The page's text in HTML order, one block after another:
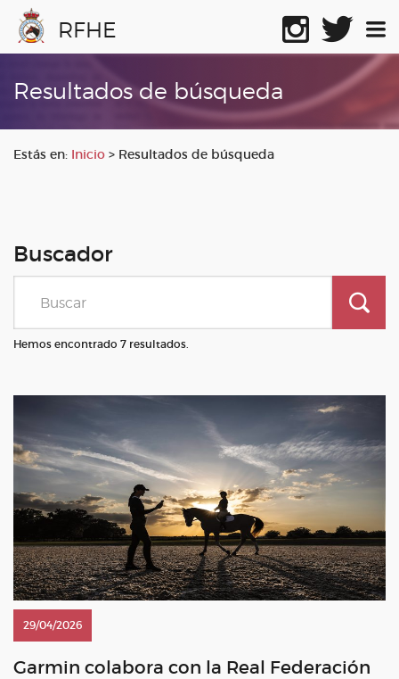
RFHE
Resultados de búsqueda
Estás en: Inicio > Resultados de búsqueda
Buscador
Hemos encontrado 7 resultados.
29/04/2026
Garmin colabora con la Real Federación